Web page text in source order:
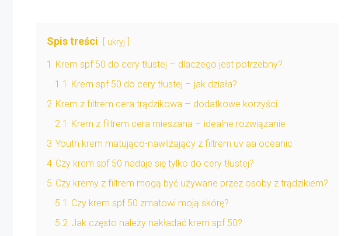
Spis treści ukryj
1 Krem spf 50 do cery tłustej – dlaczego jest potrzebny?
1.1 Krem spf 50 do cery tłustej – jak działa?
2 Krem z filtrem cera trądzikowa – dodatkowe korzyści
2.1 Krem z filtrem cera mieszana – idealne rozwiązanie
3 Youth krem matująco-nawilżający z filtrem uv aa oceanic
4 Czy krem spf 50 nadaje się tylko do cery tłustej?
5 Czy kremy z filtrem mogą być używane przez osoby z trądzikiem?
5.1 Czy krem spf 50 zmatowi moją skórę?
5.2 Jak często należy nakładać krem spf 50?